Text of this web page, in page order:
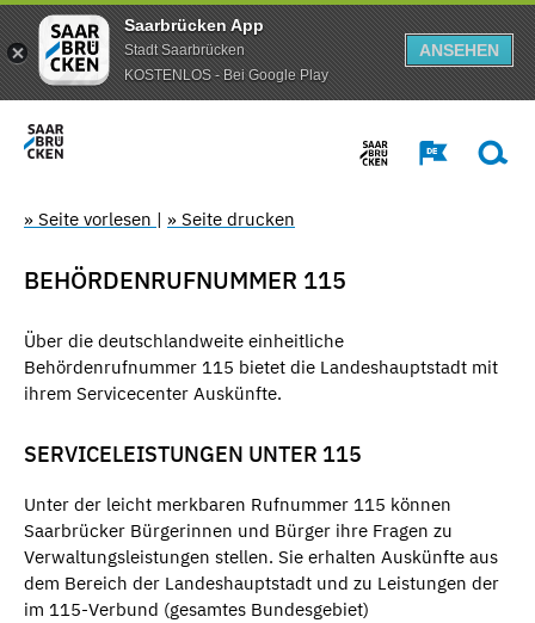
Saarbrücken App
Stadt Saarbrücken
KOSTENLOS - Bei Google Play
ANSEHEN
» Seite vorlesen | » Seite drucken
BEHÖRDENRUFNUMMER 115
Über die deutschlandweite einheitliche
Behördenrufnummer 115 bietet die Landeshauptstadt mit
ihrem Servicecenter Auskünfte.
SERVICELEISTUNGEN UNTER 115
Unter der leicht merkbaren Rufnummer 115 können
Saarbrücker Bürgerinnen und Bürger ihre Fragen zu
Verwaltungsleistungen stellen. Sie erhalten Auskünfte aus
dem Bereich der Landeshauptstadt und zu Leistungen der
im 115-Verbund (gesamtes Bundesgebiet)